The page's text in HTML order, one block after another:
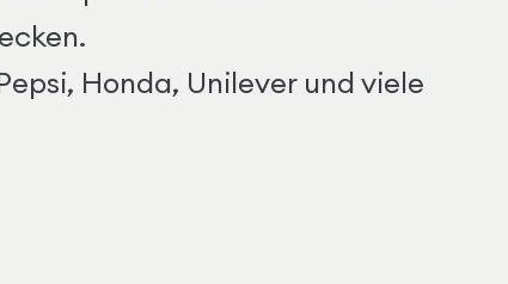
Honda, Unilever und viele